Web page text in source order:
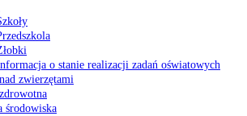
o stanie realizacji zadań oświatowych
zwierzętami
środowiska